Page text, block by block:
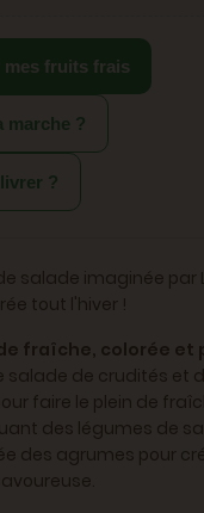
mes fruits frais
marche ?
?
salade imaginée par
tout l'hiver !
fraîche, colorée et
salade de crudités et
faire le plein de
des légumes de
des agrumes pour